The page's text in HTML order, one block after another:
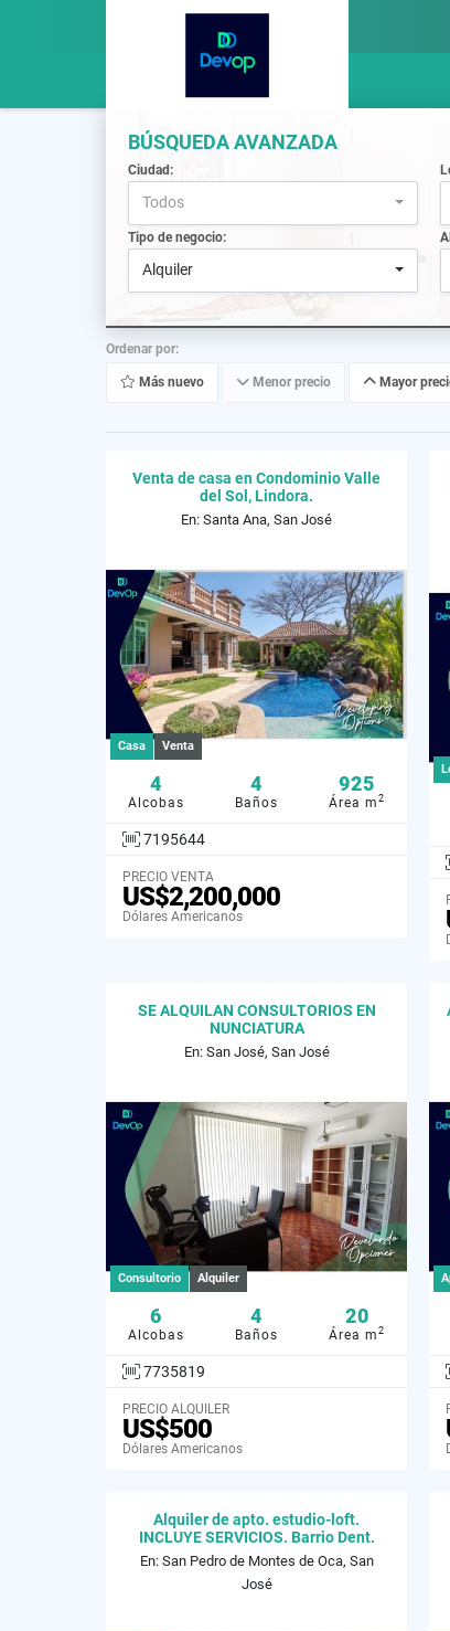
BÚSQUEDA AVANZADA
Ciudad:
Todos
Tipo de negocio:
Alquiler
Ordenar por:
Más nuevo Menor precio Mayor
Venta de casa en Condominio Valle
del Sol, Lindora.
En: Santa Ana, San José
Casa Venta
4
Alcobas
4
Baños
925
Área m 2
7195644
PRECIO VENTA
US$2,200,000
Dólares Americanos
SE ALQUILAN CONSULTORIOS EN
NUNCIATURA
En: San José, San José
Consultorio Alquiler
6
Alcobas
4
Baños
20
Área m 2
7735819
PRECIO ALQUILER
US$500
Dólares Americanos
Alquiler de apto. estudio-loft.
INCLUYE SERVICIOS. Barrio Dent.
En: San Pedro de Montes de Oca, San
José